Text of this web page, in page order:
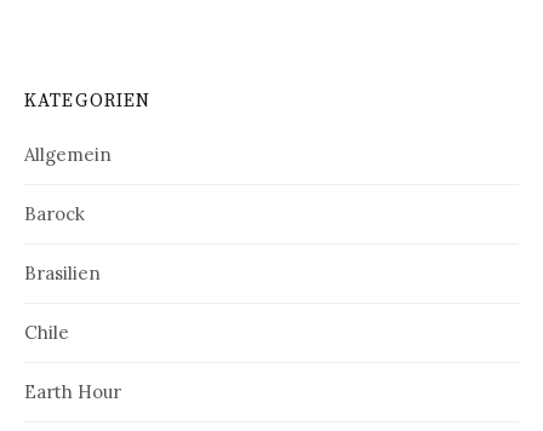
KATEGORIEN
Allgemein
Barock
Brasilien
Chile
Earth Hour